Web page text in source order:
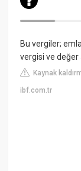
Bu vergiler;
vergisi ve değer
Kaynak
ibf.com.tr